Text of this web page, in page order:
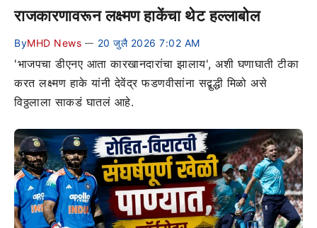
राजकारणावरून लक्ष्मण हाकेंचा थेट हल्लाबोल
ByMHD News — 20 जुलै 2026 7:02 AM
'भाजपचा डीएनए आता कारखानदारांचा झालाय', अशी घणाघाती टीका
करत लक्ष्मण हाके यांनी देवेंद्र फडणवीसांना सद्बुद्धी मिळो असे
विठ्ठलाला साकडं घातलं आहे.